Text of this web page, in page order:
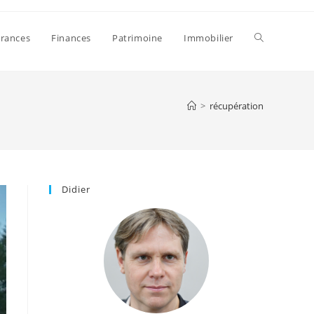
Finances Patrimoine Immobilier Toggle
> récupération
Didier